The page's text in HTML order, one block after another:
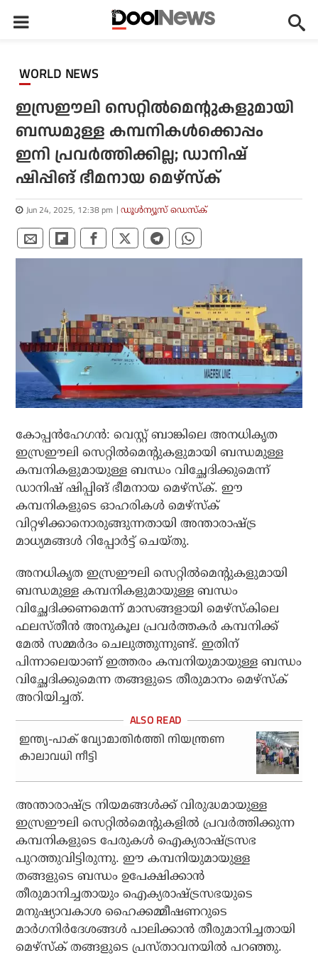
WORLD NEWS
ഇസ്രഈലി സെറ്റിൽമെന്റുകളുമായി
ബന്ധമുള്ള കമ്പനികൾക്കൊപ്പം
ഇനി പ്രവർത്തിക്കില്ല; ഡാനിഷ്
ഷിപ്പിങ് ഭീമനായ മെഴ്‌സ്ക്
Jun 24, 2025, 12:38 pm ഡൂള്‍ന്യൂസ് ഡെസ്‌ക്
കോപ്പൻഹേഗൻ: വെസ്റ്റ് ബാങ്കിലെ അനധികൃത
ഇസ്രഈലി സെറ്റിൽമെന്റുകളുമായി ബന്ധമുള്ള
കമ്പനികളുമായുള്ള ബന്ധം വിച്ഛേദിക്കുമെന്ന്
ഡാനിഷ് ഷിപ്പിങ് ഭീമനായ മെഴ്‌സ്ക്. ഈ
കമ്പനികളുടെ ഓഹരികൾ മെഴ്‌സ്ക്
വിറ്റഴിക്കാനൊരുങ്ങുന്നതായി അന്താരാഷ്ട്ര
മാധ്യമങ്ങൾ റിപ്പോർട്ട് ചെയ്തു.
അനധികൃത ഇസ്രഈലി സെറ്റിൽമെന്റുകളുമായി
ബന്ധമുള്ള കമ്പനികളുമായുള്ള ബന്ധം
വിച്ഛേദിക്കണമെന്ന് മാസങ്ങളായി മെഴ്‌സ്‌കിലെ
ഫലസ്തീൻ അനുകൂല പ്രവർത്തകർ കമ്പനിക്ക്
മേൽ സമ്മർദം ചെലുത്തുന്നുണ്ട്. ഇതിന്
പിന്നാലെയാണ് ഇത്തരം കമ്പനിയുമായുള്ള ബന്ധം
വിച്ഛേദിക്കുമെന്ന തങ്ങളുടെ തീരുമാനം മെഴ്‌സ്ക്
അറിയിച്ചത്.
ഇന്ത്യ-പാക് വ്യോമാതിര്‍ത്തി നിയന്ത്രണ
കാലാവധി നീട്ടി
അന്താരാഷ്ട്ര നിയമങ്ങൾക്ക് വിരുദ്ധമായുള്ള
ഇസ്രഈലി സെറ്റിൽമെന്റുകളിൽ പ്രവർത്തിക്കുന്ന
കമ്പനികളുടെ പേരുകൾ ഐക്യരാഷ്ട്രസഭ
പുറത്തുവിട്ടിരുന്നു. ഈ കമ്പനിയുമായുള്ള
തങ്ങളുടെ ബന്ധം ഉപേക്ഷിക്കാൻ
തീരുമാനിച്ചതായും ഐക്യരാഷ്ട്രസഭയുടെ
മനുഷ്യാവകാശ ഹൈക്കമ്മീഷണറുടെ
മാർഗനിർദേശങ്ങൾ പാലിക്കാൻ തീരുമാനിച്ചതായി
മെഴ്‌സ്ക് തങ്ങളുടെ പ്രസ്താവനയിൽ പറഞ്ഞു.